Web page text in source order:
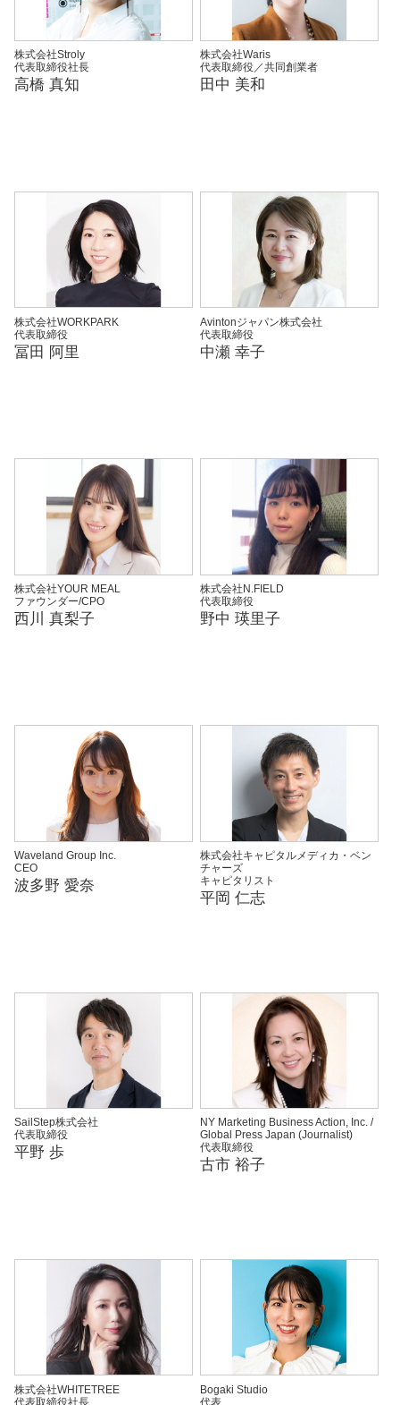
株式会社Stroly
代表取締役社長
高橋 真知
株式会社Waris
代表取締役／共同創業者
田中 美和
株式会社WORKPARK
代表取締役
冨田 阿里
Avintonジャパン株式会社
代表取締役
中瀬 幸子
株式会社YOUR MEAL
ファウンダー/CPO
西川 真梨子
株式会社N.FIELD
代表取締役
野中 瑛里子
Waveland Group Inc.
CEO
波多野 愛奈
株式会社キャピタルメディカ・ベン
チャーズ
キャピタリスト
平岡 仁志
SailStep株式会社
代表取締役
平野 歩
NY Marketing Business Action, Inc. /
Global Press Japan (Journalist)
代表取締役
古市 裕子
株式会社WHITETREE
代表取締役社長
Bogaki Studio
代表